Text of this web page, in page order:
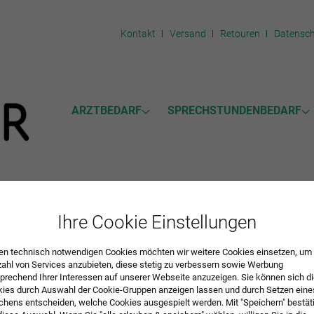
Kontakt Versand Retouren
ARZTBEDARF SPRECHSTUNDENBEDARF
Ihre Cookie Einstellungen
technisch notwendigen Cookies möchten wir weitere Cookies einsetzen, um
von Services anzubieten, diese stetig zu verbessern sowie Werbung
Ihrer Interessen auf unserer Webseite anzuzeigen. Sie können sich
durch Auswahl der Cookie-Gruppen anzeigen lassen und durch Setzen
entscheiden, welche Cookies ausgespielt werden. Mit "Speichern"